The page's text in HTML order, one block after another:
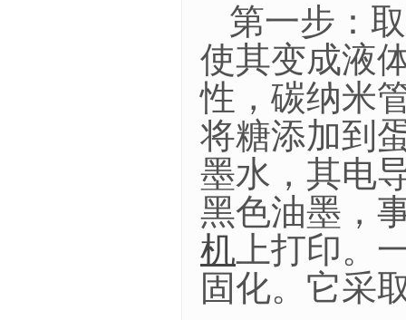
第一步：
使其变成液
性，碳纳米
将糖添加到
墨水，其电
黑色油墨，
机 上打印。
固化。它采